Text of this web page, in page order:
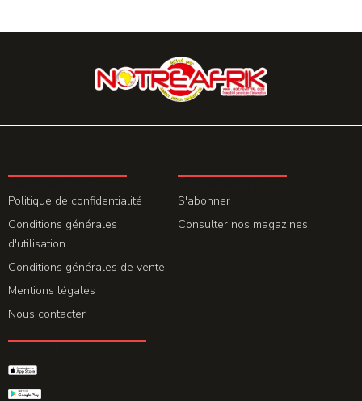
Politique de confidentialité
Conditions générales
d'utilisation
Conditions générales de vente
Mentions légales
Nous contacter
S'abonner
Consulter nos magazines